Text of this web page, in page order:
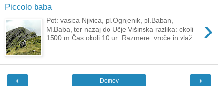
Piccolo baba
›
Pot: vasica Njivica, pl.Ognjenik, pl.Baban,
M.Baba, ter nazaj do Učje Višinska razlika: okoli
1500 m Čas:okoli 10 ur Razmere: vroče in vlaž...
‹ ›
Domov